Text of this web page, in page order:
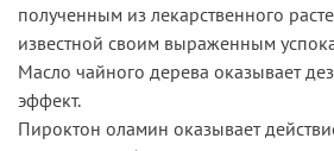
полученным из лекарственного
известной своим выраженным
Масло чайного дерева оказывает
эффект.
Пироктон оламин оказывает